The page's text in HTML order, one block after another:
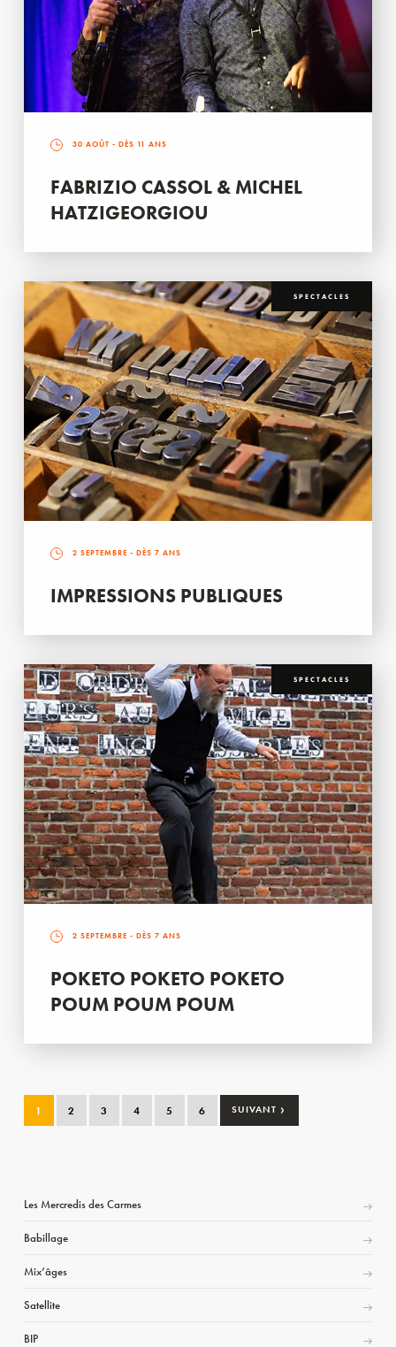
30 AOÛT - DÈS 11 ANS
FABRIZIO CASSOL & MICHEL
HATZIGEORGIOU
SPECTACLES
2 SEPTEMBRE - DÈS 7 ANS
IMPRESSIONS PUBLIQUES
SPECTACLES
2 SEPTEMBRE - DÈS 7 ANS
POKETO POKETO POKETO
POUM POUM POUM
1 2 3 4 5 6 SUIVANT ›
Les Mercredis des Carmes
Babillage
Mix’âges
Satellite
BIP